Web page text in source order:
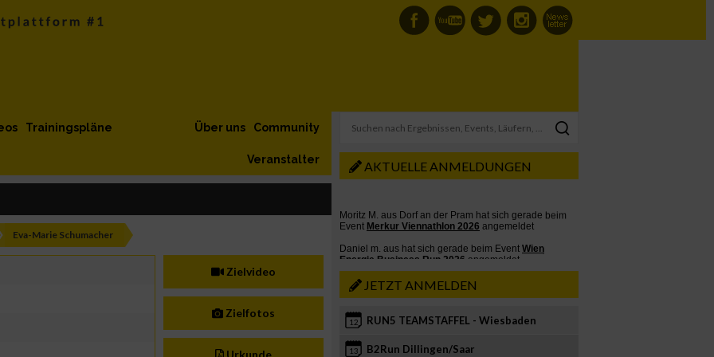
Trainingspläne Community
Über uns
Veranstalter
Eva-Marie Schumacher
Zielvideo
Zielfotos
Urkunde
AKTUELLE ANMELDUNGEN
JETZT ANMELDEN
12 RUN5 TEAMSTAFFEL - Wiesbaden
13 B2Run Dillingen/Saar